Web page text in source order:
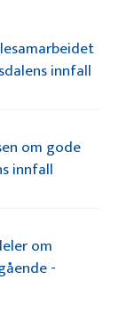
innfall
om gode
innfall
om
-